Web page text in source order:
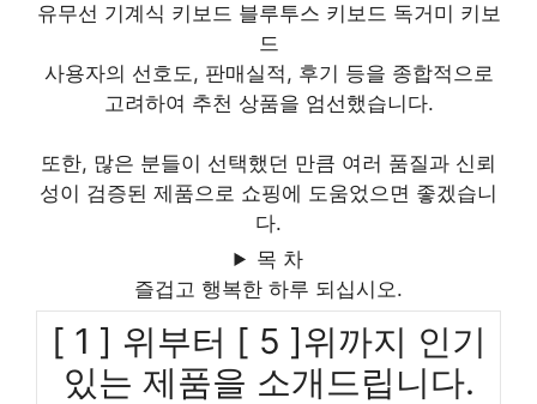
유무선 기계식 키보드 블루투스 키보드 독거미 키보
드
사용자의 선호도, 판매실적, 후기 등을 종합적으로
고려하여 추천 상품을 엄선했습니다.
또한, 많은 분들이 선택했던 만큼 여러 품질과 신뢰
성이 검증된 제품으로 쇼핑에 도움었으면 좋겠습니
다.
목 차
즐겁고 행복한 하루 되십시오.
[ 1 ] 위부터 [ 5 ]위까지 인기
있는 제품을 소개드립니다.